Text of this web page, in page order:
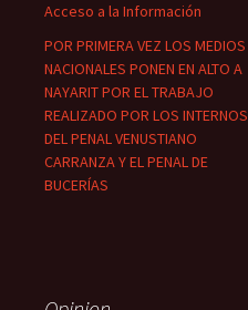
Acceso a la Información
POR PRIMERA VEZ LOS MEDIOS
NACIONALES PONEN EN ALTO A
NAYARIT POR EL TRABAJO
REALIZADO POR LOS INTERNOS
DEL PENAL VENUSTIANO
CARRANZA Y EL PENAL DE
BUCERÍAS